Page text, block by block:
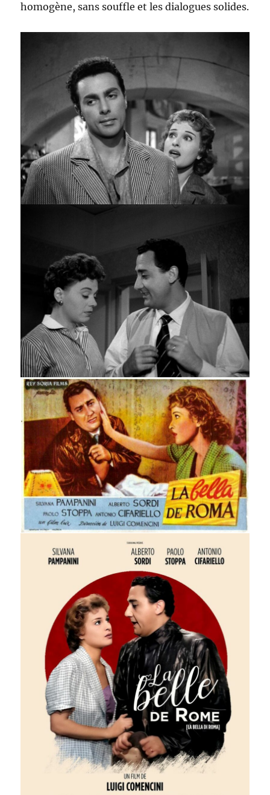
homogène, sans souffle et les dialogues solides.